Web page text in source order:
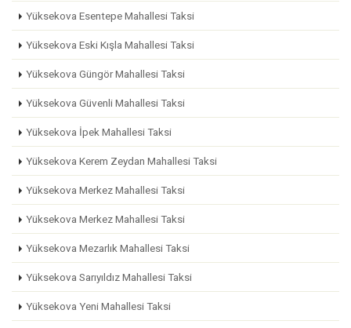
Yüksekova Esentepe Mahallesi Taksi
Yüksekova Eski Kışla Mahallesi Taksi
Yüksekova Güngör Mahallesi Taksi
Yüksekova Güvenli Mahallesi Taksi
Yüksekova İpek Mahallesi Taksi
Yüksekova Kerem Zeydan Mahallesi Taksi
Yüksekova Merkez Mahallesi Taksi
Yüksekova Merkez Mahallesi Taksi
Yüksekova Mezarlık Mahallesi Taksi
Yüksekova Sarıyıldız Mahallesi Taksi
Yüksekova Yeni Mahallesi Taksi